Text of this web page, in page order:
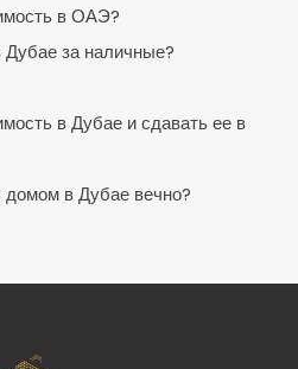
в ОАЭ?
за наличные?
в Дубае и сдавать ее в
в Дубае вечно?